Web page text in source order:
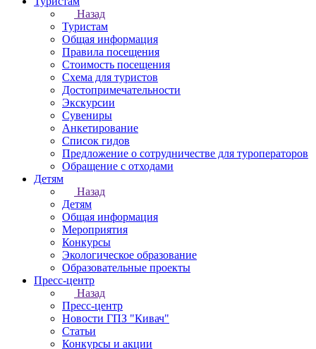
Назад
Туристам
Общая информация
Правила посещения
Стоимость посещения
Схема для туристов
Достопримечательности
Экскурсии
Сувениры
Анкетирование
Список гидов
Предложение о сотрудничестве для туроператоров
Обращение с отходами
Детям
Назад
Детям
Общая информация
Мероприятия
Конкурсы
Экологическое образование
Образовательные проекты
Пресс-центр
Назад
Пресс-центр
Новости ГПЗ "Кивач"
Статьи
Конкурсы и акции